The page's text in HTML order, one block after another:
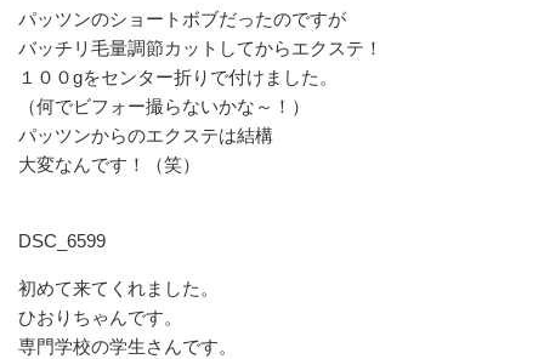
パッツンのショートボブだったのですが
バッチリ毛量調節カットしてからエクステ！
１００gをセンター折りで付けました。
（何でビフォー撮らないかな～！）
パッツンからのエクステは結構
大変なんです！（笑）
DSC_6599
初めて来てくれました。
ひおりちゃんです。
専門学校の学生さんです。